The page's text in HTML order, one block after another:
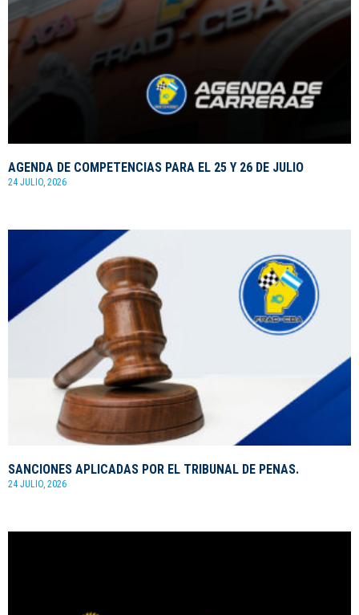
AGENDA DE COMPETENCIAS PARA EL 25 Y 26 DE JULIO
24 JULIO, 2026
SANCIONES APLICADAS POR EL TRIBUNAL DE PENAS.
24 JULIO, 2026